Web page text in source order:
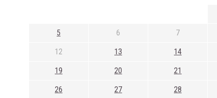
5 6 7
12 13 14
19 20 21
26 27 28